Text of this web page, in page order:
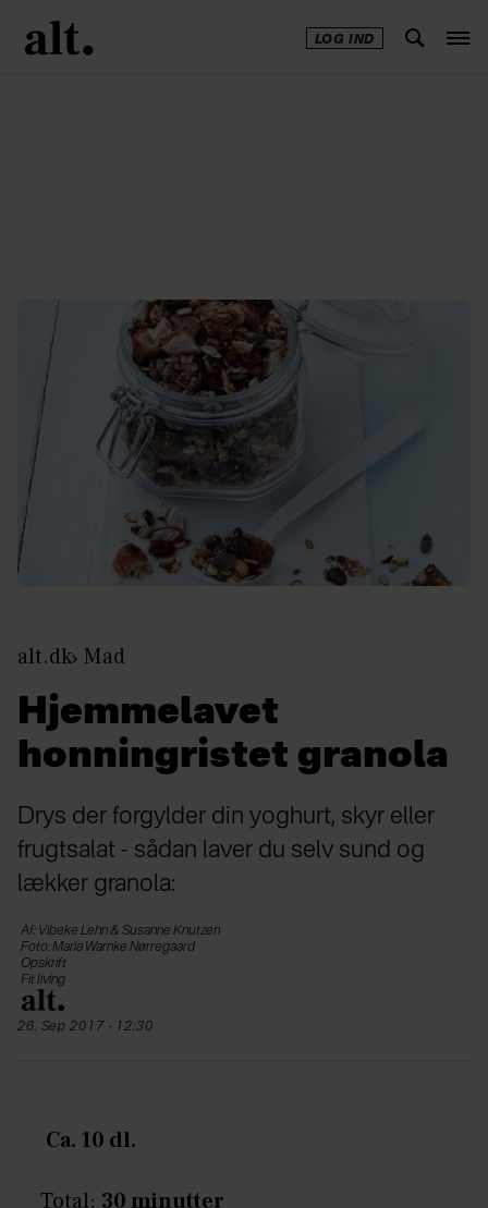
LOG IND
alt.dk Mad
Hjemmelavet
honningristet granola
Drys der forgylder din yoghurt, skyr eller
frugtsalat - sådan laver du selv sund og
lækker granola:
Af: Vibeke Lehn & Susanne Knutzen
Foto: Maria Warnke Nørregaard
Opskrift
Fit living
26. Sep 2017 - 12:30
Ca. 10 dl.
Total: 30 minutter